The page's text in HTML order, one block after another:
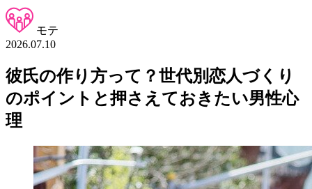
モテ
2026.07.10
彼氏の作り方って？世代別恋人づくり
のポイントと押さえておきたい男性心
理